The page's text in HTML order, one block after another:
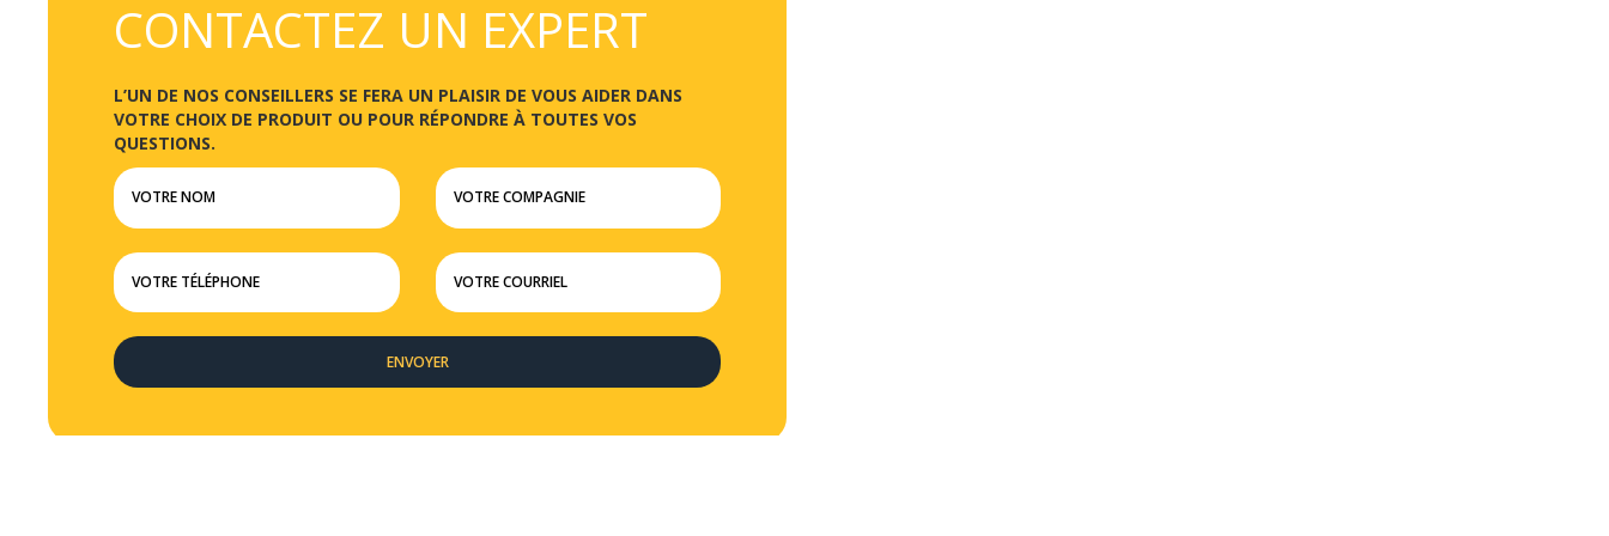
CONTACTEZ UN EXPERT
L’UN DE NOS CONSEILLERS SE FERA UN PLAISIR DE VOUS AIDER DANS
VOTRE CHOIX DE PRODUIT OU POUR RÉPONDRE À TOUTES VOS
QUESTIONS.